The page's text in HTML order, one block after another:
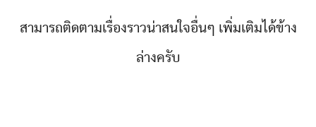
สามารถติดตามเรื่องราวน่าสนใจอื่นๆ เพิ่มเติมได้ข้าง
ล่างครับ